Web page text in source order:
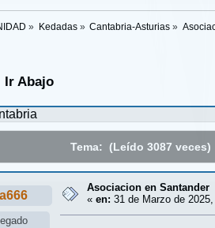
» Kedadas» Cantabria-Asturias »
Ir Abajo
Tema: (Leído 3087 veces)
Asociacion en Santander
« en: 31 de Marzo de